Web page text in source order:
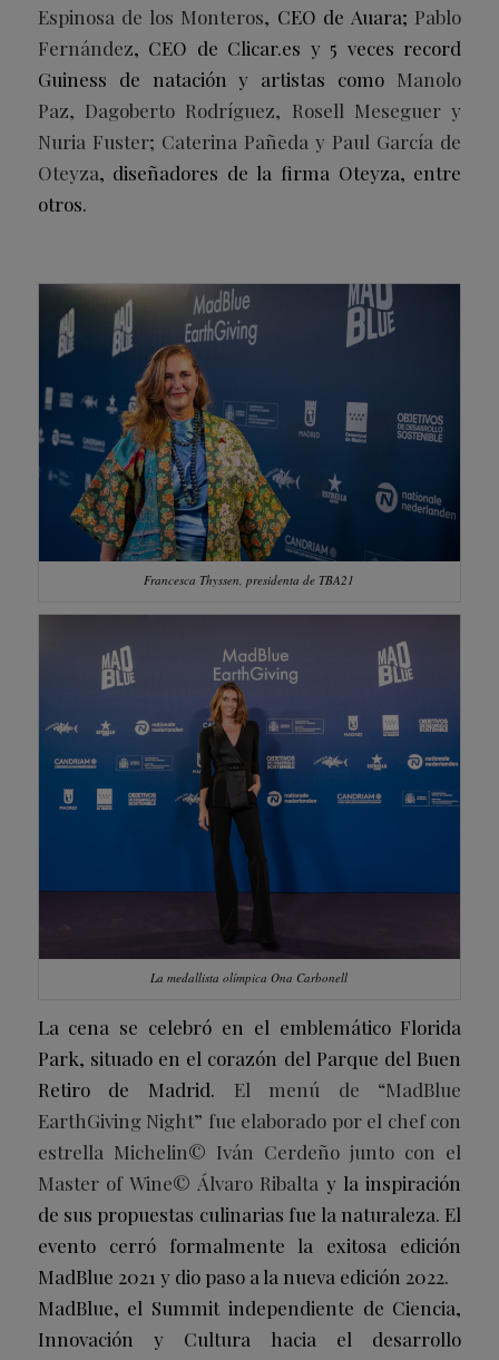
Espinosa de los Monteros, CEO de Auara; Pablo
Fernández, CEO de Clicar.es y 5 veces record
Guiness de natación y artistas como Manolo
Paz, Dagoberto Rodríguez, Rosell Meseguer y
Nuria Fuster; Caterina Pañeda y Paul García de
Oteyza, diseñadores de la firma Oteyza, entre
otros.
Francesca Thyssen, presidenta de TBA21
La medallista olímpica Ona Carbonell
La cena se celebró en el emblemático Florida
Park, situado en el corazón del Parque del Buen
Retiro de Madrid. El menú de “MadBlue
EarthGiving Night” fue elaborado por el chef con
estrella Michelin© Iván Cerdeño junto con el
Master of Wine© Álvaro Ribalta y la inspiración
de sus propuestas culinarias fue la naturaleza. El
evento cerró formalmente la exitosa edición
MadBlue 2021 y dio paso a la nueva edición 2022.
MadBlue, el Summit independiente de Ciencia,
Innovación y Cultura hacia el desarrollo